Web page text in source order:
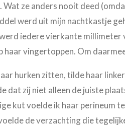
ze anders nooit deed
werd uit mijn nachtkastje
iedere vierkante millimeter
haar vingertoppen. Om
hurken zitten, tilde haar
dat zij niet alleen de juiste
kut voelde ik haar perineum
de verzachting die